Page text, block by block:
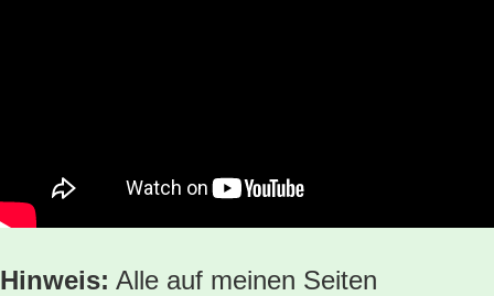
Hinweis: Alle auf meinen Seiten